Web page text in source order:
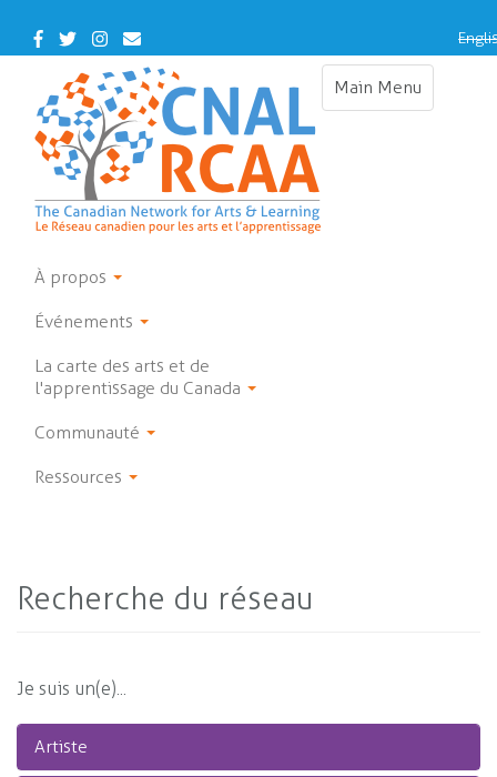
main
Facebook
TwitterInstagram
Contact
Us
Main Menu
Toggle
À propos
Événements
La carte des arts et de
l'apprentissage du Canada
Communauté
Ressources
Recherche du réseau
Je suis un(e)...
Artiste